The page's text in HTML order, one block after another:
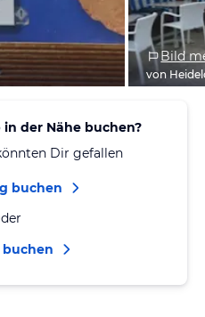
Bild
von
der Nähe buchen?
Dir gefallen
buchen
buchen